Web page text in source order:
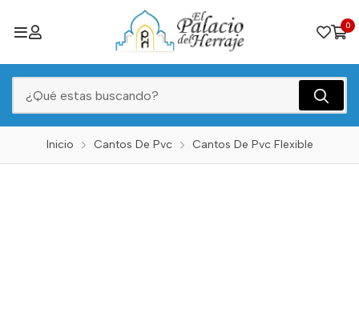
0
Inicio Cantos De Pvc Cantos De Pvc Flexible